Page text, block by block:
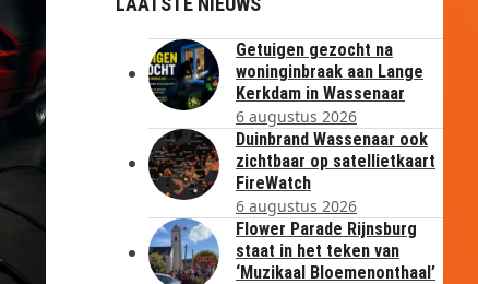
Getuigen gezocht na
woninginbraak aan Lange
Kerkdam in Wassenaar
6 augustus 2026
Duinbrand Wassenaar ook
zichtbaar op satellietkaart
FireWatch
6 augustus 2026
Flower Parade Rijnsburg
staat in het teken van
‘Muzikaal Bloemenonthaal’